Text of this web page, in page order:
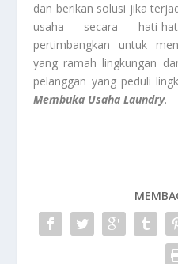
dan berikan solusi jika
usaha secara hati-
pertimbangkan untuk
yang ramah lingkungan
pelanggan yang peduli
Membuka Usaha Laundry.